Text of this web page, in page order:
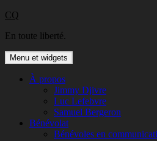
Aller
contenu
CQ
En toute liberté.
Menu et widgets
À propos
Jimmy Djivre
Luc Lefebvre
Samuel Bergeron
Bénévolat
Bénévoles en